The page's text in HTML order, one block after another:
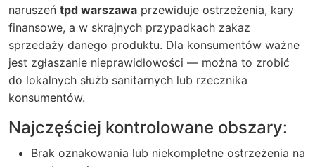
naruszeń tpd warszawa przewiduje ostrzeżenia, kary
finansowe, a w skrajnych przypadkach zakaz
sprzedaży danego produktu. Dla konsumentów ważne
jest zgłaszanie nieprawidłowości — można to zrobić
do lokalnych służb sanitarnych lub rzecznika
konsumentów.
Najczęściej kontrolowane obszary:
Brak oznakowania lub niekompletne ostrzeżenia na